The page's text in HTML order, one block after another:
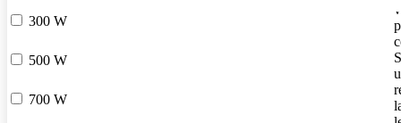
300 W
500 W
700 W